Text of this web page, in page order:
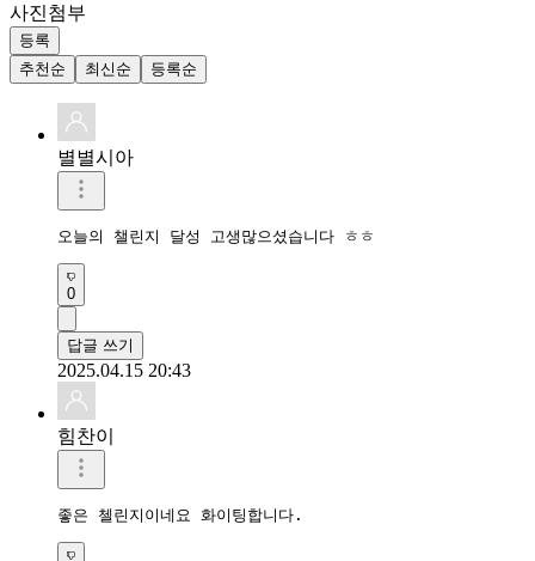
사진첨부
등록
추천순
최신순 등록순
별별시아
오늘의 챌린지 달성 고생많으셨습니다 ㅎㅎ
0
답글 쓰기
2025.04.15 20:43
힘찬이
좋은 첼린지이네요 화이팅합니다.